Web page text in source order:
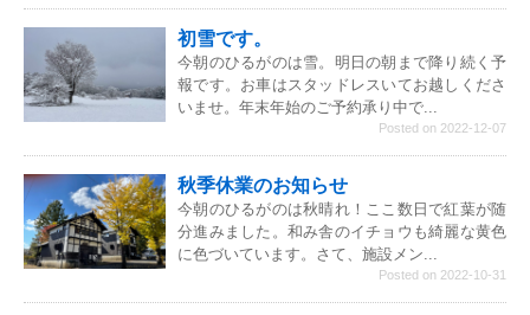
初雪です。
今朝のひるがのは雪。明日の朝まで降り続く予
報です。お車はスタッドレスいてお越しくださ
いませ。年末年始のご予約承り中で...
Posted on 2022-12-07
秋季休業のお知らせ
今朝のひるがのは秋晴れ！ここ数日で紅葉が随
分進みました。和み舎のイチョウも綺麗な黄色
に色づいています。さて、施設メン...
Posted on 2022-10-31